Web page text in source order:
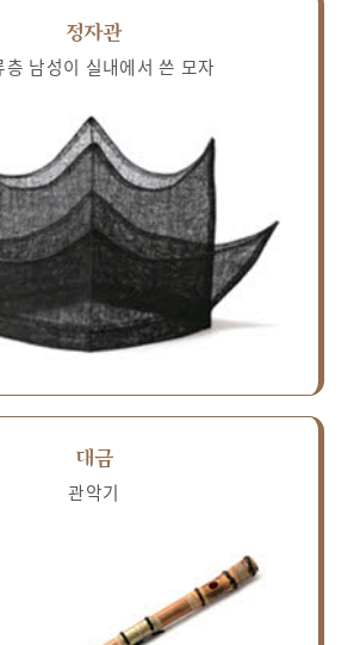
정자관
층 남성이 실내에서 쓴 모자
대금
관악기